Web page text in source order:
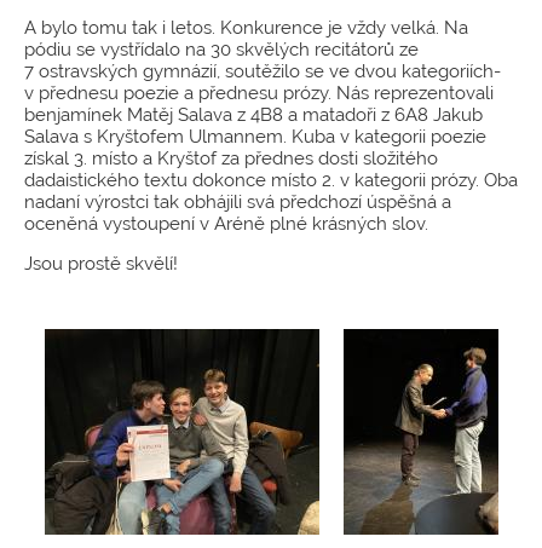
A bylo tomu tak i letos. Konkurence je vždy velká. Na
pódiu se vystřídalo na 30 skvělých recitátorů ze
7 ostravských gymnázií, soutěžilo se ve dvou kategoriích-
v přednesu poezie a přednesu prózy. Nás reprezentovali
benjamínek Matěj Salava z 4B8 a matadoři z 6A8 Jakub
Salava s Kryštofem Ulmannem. Kuba v kategorii poezie
získal 3. místo a Kryštof za přednes dosti složitého
dadaistického textu dokonce místo 2. v kategorii prózy. Oba
nadaní výrostci tak obhájili svá předchozí úspěšná a
oceněná vystoupení v Aréně plné krásných slov.
Jsou prostě skvělí!